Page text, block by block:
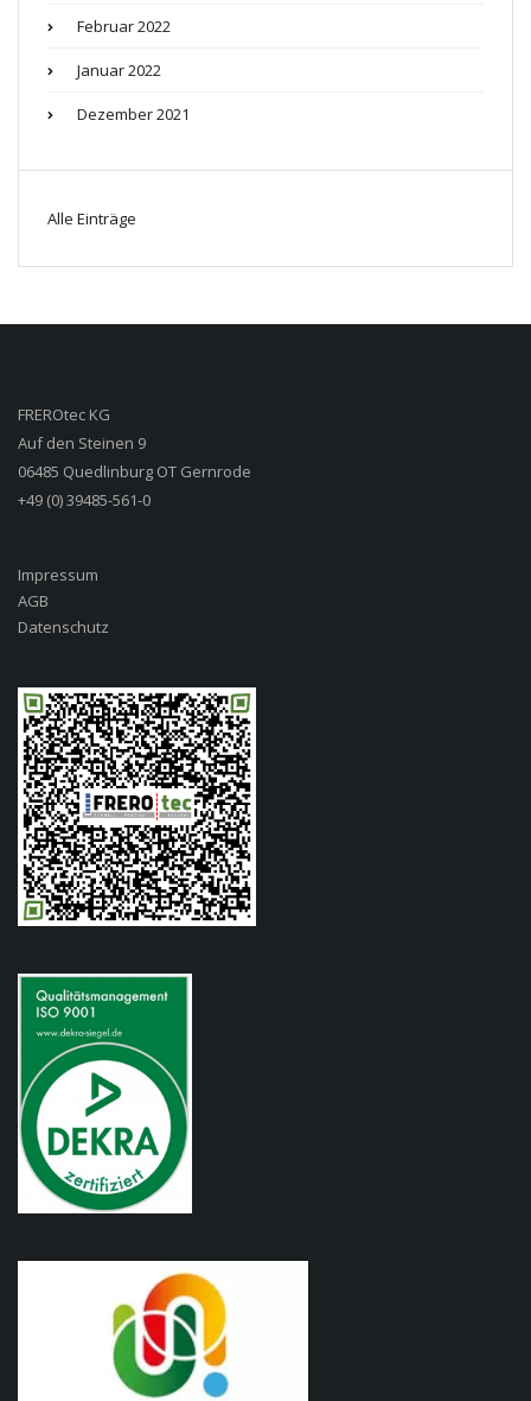
Februar 2022
Januar 2022
Dezember 2021
Alle Einträge
FREROtec KG
Auf den Steinen 9
06485 Quedlinburg OT Gernrode
+49 (0) 39485-561-0
Impressum
AGB
Datenschutz